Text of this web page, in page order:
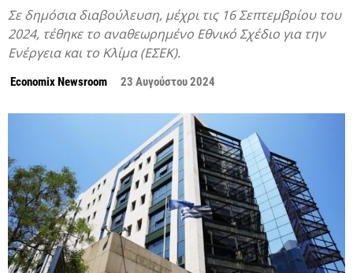
Σε δημόσια διαβούλευση, μέχρι τις 16 Σεπτεμβρίου του
2024, τέθηκε το αναθεωρημένο Εθνικό Σχέδιο για την
Ενέργεια και το Κλίμα (ΕΣΕΚ).
Economix Newsroom 23 Αυγούστου 2024